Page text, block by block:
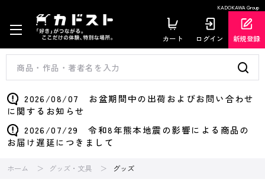
KADOKAWA Group
カート ログイン 新規登録
2026/08/07 お盆期間中の出荷およびお問い合わせ
に関するお知らせ
2026/07/29 令和8年熊本地震の影響による商品の
お届け遅延につきまして
ホーム グッズ・文具 グッズ